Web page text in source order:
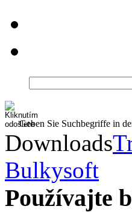
Geben Sie Suchbegriffe in
Downloads
Bulkysoft
Používajte